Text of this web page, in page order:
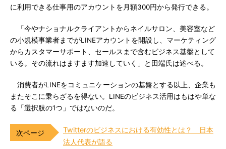
に利用できる仕事用のアカウントを月額300円から発行できる。
「今やナショナルクライアントからネイルサロン、美容室など
の小規模事業者までがLINEアカウントを開設し、マーケティング
からカスタマーサポート、セールスまで含むビジネス基盤として
いる。その流れはますます加速していく」と田端氏は述べる。
消費者がLINEをコミュニケーションの基盤とする以上、企業も
またそこに乗らざるを得ない。LINEのビジネス活用はもはや単な
る「選択肢の1つ」ではないのだ。
Twitterのビジネスにおける有効性とは？ 日本
法人代表が語る